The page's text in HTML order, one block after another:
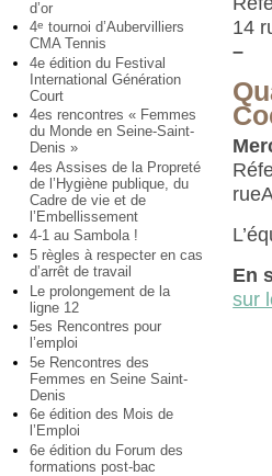
d’or
4e tournoi d’Aubervilliers
CMA Tennis
4e édition du Festival
International Génération
Court
4es rencontres « Femmes
du Monde en Seine-Saint-
Denis »
4es Assises de la Propreté
de l’Hygiène publique, du
Cadre de vie et de
l’Embellissement
4-1 au Sambola !
5 règles à respecter en cas
d’arrêt de travail
Le prolongement de la
ligne 12
5es Rencontres pour
l’emploi
5e Rencontres des
Femmes en Seine Saint-
Denis
6e édition des Mois de
l’Emploi
6e édition du Forum des
formations post-bac
14
–
En
sur